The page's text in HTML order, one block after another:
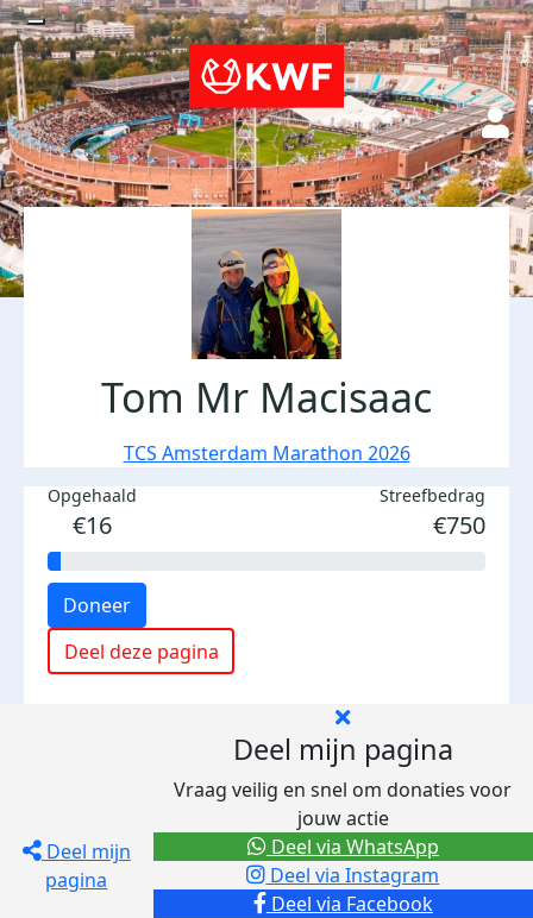
Tom Mr Macisaac
TCS Amsterdam Marathon 2026
Opgehaald
€16
Streefbedrag
€750
Doneer
Deel deze pagina
Deel mijn
pagina
Deel mijn pagina
Vraag veilig en snel om donaties voor
jouw actie
Deel via Facebook
Deel via Instagram
Deel via WhatsApp